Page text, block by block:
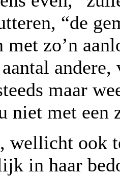
“de
met zo’n
maar
niet met een
ook
in haar